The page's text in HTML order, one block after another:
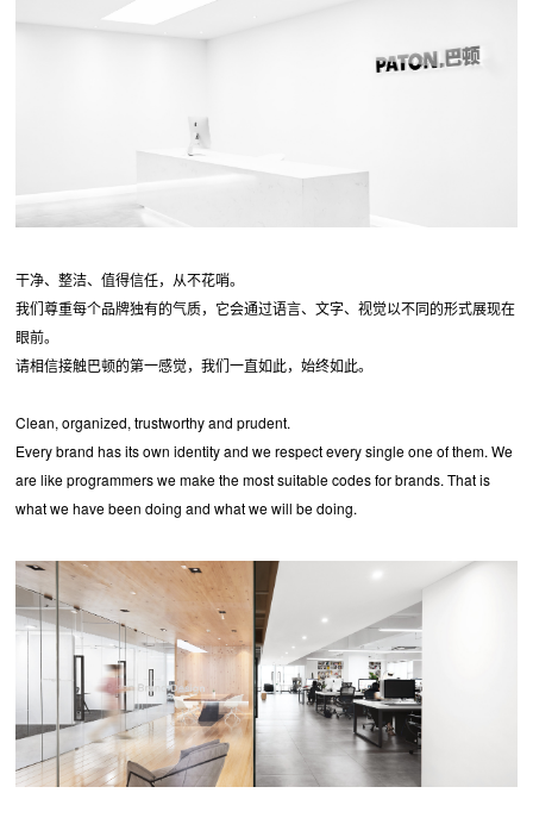
干净、整洁、值得信任，从不花哨。
我们尊重每个品牌独有的气质，它会通过语言、文字、视觉以不同的形式展现在
眼前。
请相信接触巴顿的第一感觉，我们一直如此，始终如此。
Clean, organized, trustworthy and prudent.
Every brand has its own identity and we respect every single one of them. We
are like programmers we make the most suitable codes for brands. That is
what we have been doing and what we will be doing.